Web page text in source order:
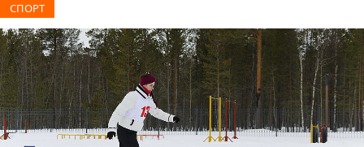
СПОРТ